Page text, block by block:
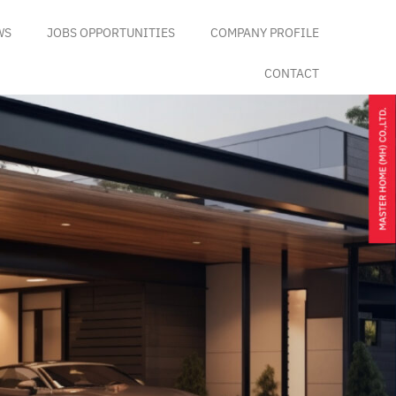
JOBS OPPORTUNITIES
COMPANY PROFILE
CONTACT